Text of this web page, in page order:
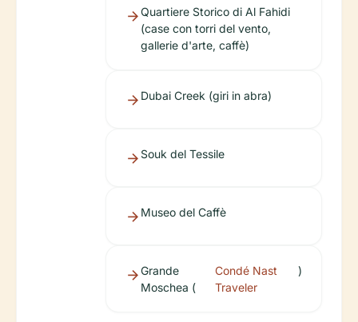
Quartiere Storico di Al Fahidi
(case con torri del vento,
gallerie d'arte, caffè)
Dubai Creek (giri in abra)
Souk del Tessile
Museo del Caffè
Grande
Moschea (
Condé Nast
Traveler
)